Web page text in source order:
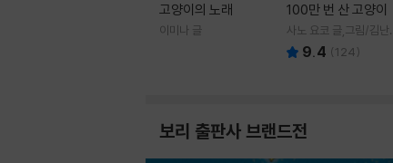
고양이의 노래
이미나 글
100만 번 산 고양이
사노 요코 글,그림/김난주
역 9.4 (124)
보리 출판사 브랜드전